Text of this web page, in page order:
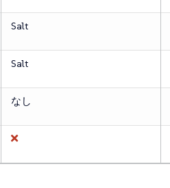
Salt
Salt
なし